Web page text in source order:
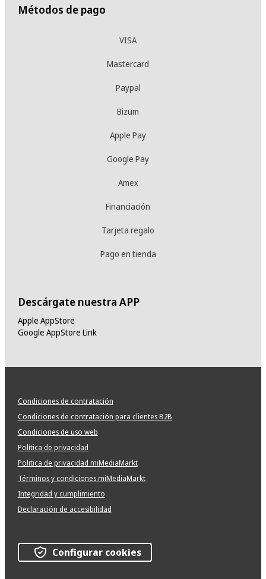
Métodos de pago
VISA
Mastercard
Paypal
Bizum
Apple Pay
Google Pay
Amex
Financiación
Tarjeta regalo
Pago en tienda
Descárgate nuestra APP
Apple AppStore
Google AppStore Link
Condiciones de contratación
Condiciones de contratación para clientes B2B
Condiciones de uso web
Política de privacidad
Politica de privacidad miMediaMarkt
Términos y condiciones miMediaMarkt
Integridad y cumplimiento
Declaración de accesibilidad
Configurar cookies